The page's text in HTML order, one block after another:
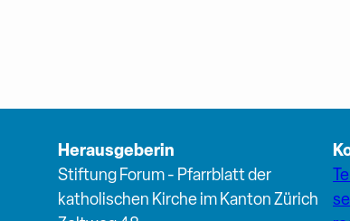
Herausgeberin
Stiftung Forum - Pfarrblatt der
katholischen Kirche im Kanton Zürich